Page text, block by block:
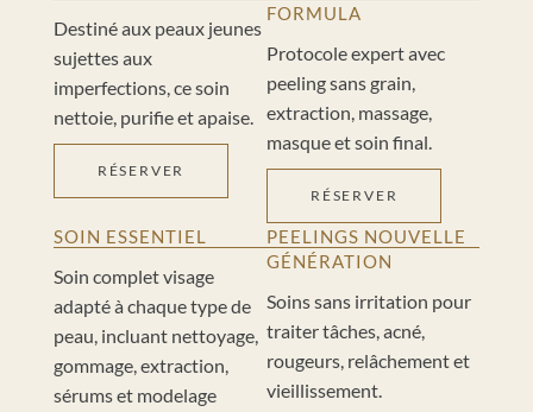
Destiné aux peaux jeunes
sujettes aux
imperfections, ce soin
nettoie, purifie et apaise.
RÉSERVER
FORMULA
Protocole expert avec
peeling sans grain,
extraction, massage,
masque et soin final.
RÉSERVER
SOIN ESSENTIEL
Soin complet visage
adapté à chaque type de
peau, incluant nettoyage,
gommage, extraction,
sérums et modelage
PEELINGS NOUVELLE
GÉNÉRATION
Soins sans irritation pour
traiter tâches, acné,
rougeurs, relâchement et
vieillissement.